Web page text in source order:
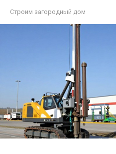
Строим загородный дом